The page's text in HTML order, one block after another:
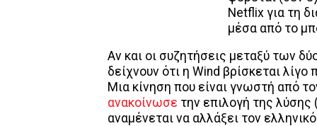
Netflix για τη
μέσα από το
Αν και οι συζητήσεις μεταξύ των
δείχνουν ότι η Wind βρίσκεται
Μια κίνηση που είναι γνωστή από
ανακοίνωσε την επιλογή της λύσης
αναμένεται να αλλάξει τον